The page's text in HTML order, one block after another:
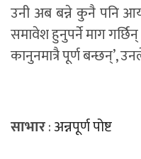
उनी अब बन्ने कुनै पनि
समावेश हुनुपर्ने माग
कानुनमात्रै पूर्ण बन्छन्’,
साभार:अन्नपूर्ण पोष्ट